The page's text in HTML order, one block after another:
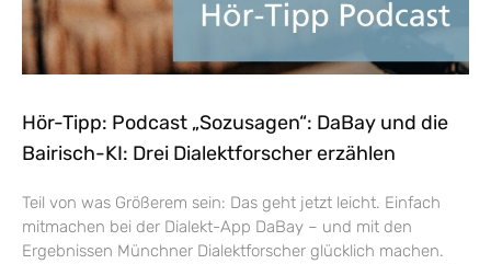
Hör-Tipp: Podcast „Sozusagen“: DaBay und die
Bairisch-KI: Drei Dialektforscher erzählen
Teil von was Größerem sein: Das geht jetzt leicht. Einfach
mitmachen bei der Dialekt-App DaBay – und mit den
Ergebnissen Münchner Dialektforscher glücklich machen.